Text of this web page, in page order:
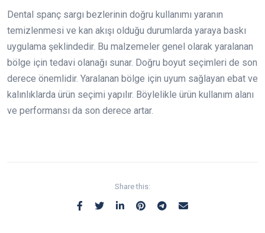
Dental spanç sargı bezlerinin doğru kullanımı yaranın
temizlenmesi ve kan akışı olduğu durumlarda yaraya baskı
uygulama şeklindedir. Bu malzemeler genel olarak yaralanan
bölge için tedavi olanağı sunar. Doğru boyut seçimleri de son
derece önemlidir. Yaralanan bölge için uyum sağlayan ebat ve
kalınlıklarda ürün seçimi yapılır. Böylelikle ürün kullanım alanı
ve performansı da son derece artar.
Share this: